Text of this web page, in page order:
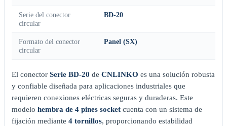
Serie del conector
circular
BD-20
Formato del conector
circular
Panel (SX)
El conector Serie BD-20 de CNLINKO es una solución robusta
y confiable diseñada para aplicaciones industriales que
requieren conexiones eléctricas seguras y duraderas. Este
modelo hembra de 4 pines socket cuenta con un sistema de
fijación mediante 4 tornillos, proporcionando estabilidad